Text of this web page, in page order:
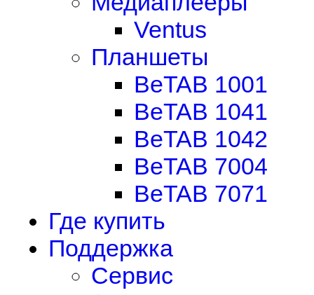
Ventus
Планшеты
BeTAB 1001
BeTAB 1041
BeTAB 1042
BeTAB 7004
BeTAB 7071
Где купить
Поддержка
Сервис